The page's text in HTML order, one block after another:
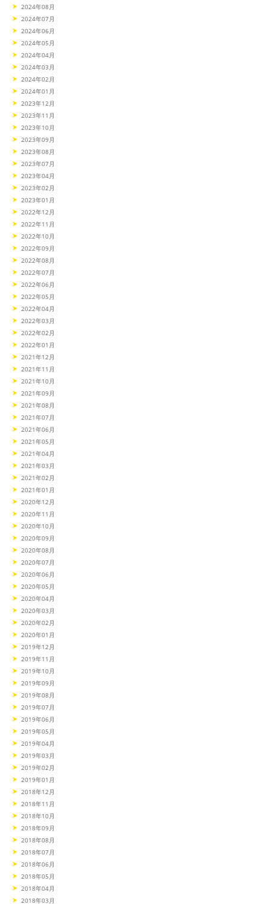
2024年08月
2024年07月
2024年06月
2024年05月
2024年04月
2024年03月
2024年02月
2024年01月
2023年12月
2023年11月
2023年10月
2023年09月
2023年08月
2023年07月
2023年04月
2023年02月
2023年01月
2022年12月
2022年11月
2022年10月
2022年09月
2022年08月
2022年07月
2022年06月
2022年05月
2022年04月
2022年03月
2022年02月
2022年01月
2021年12月
2021年11月
2021年10月
2021年09月
2021年08月
2021年07月
2021年06月
2021年05月
2021年04月
2021年03月
2021年02月
2021年01月
2020年12月
2020年11月
2020年10月
2020年09月
2020年08月
2020年07月
2020年06月
2020年05月
2020年04月
2020年03月
2020年02月
2020年01月
2019年12月
2019年11月
2019年10月
2019年09月
2019年08月
2019年07月
2019年06月
2019年05月
2019年04月
2019年03月
2019年02月
2019年01月
2018年12月
2018年11月
2018年10月
2018年09月
2018年08月
2018年07月
2018年06月
2018年05月
2018年04月
2018年03月